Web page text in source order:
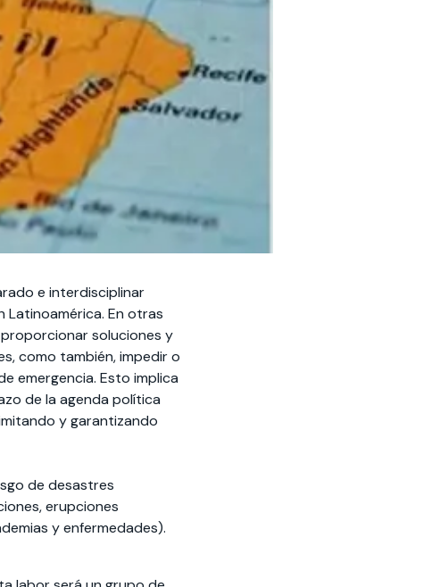
e interdisciplinar
En otras
soluciones y
como también, impedir o
emergencia. Esto implica
de la agenda política
y garantizando
de desastres
erupciones
y enfermedades).